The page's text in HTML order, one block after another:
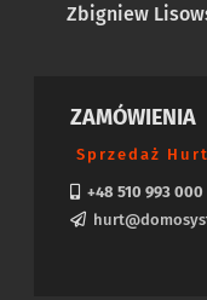
Zbigniew
ZAMÓWIENIA
Sprzedaż
+48 510 993 000